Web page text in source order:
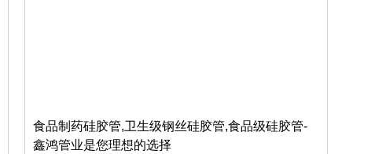
食品制药硅胶管,卫生级钢丝硅胶管,食品级硅胶管-
鑫鸿管业是您理想的选择